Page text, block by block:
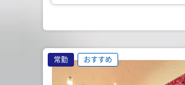
常勤
おすすめ